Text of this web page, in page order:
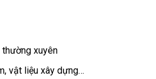
thường xuyên
vật liệu xây dựng…